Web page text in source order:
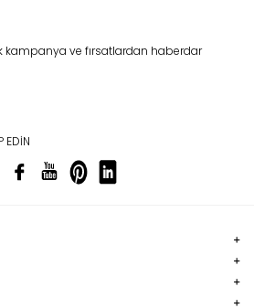
kampanya ve fırsatlardan haberdar
EDIN